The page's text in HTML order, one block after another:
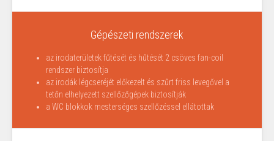
Gépészeti rendszerek
az irodaterületek fűtését és hűtését 2 csöves fan-coil
rendszer biztosítja
az irodák légcseréjét előkezelt és szűrt friss levegővel a
tetőn elhelyezett szellőzőgépek biztosítják
a WC blokkok mesterséges szellőzéssel ellátottak